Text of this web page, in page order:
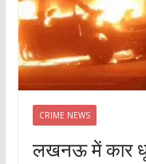
CRIME NEWS
लखनऊ में कार धू-